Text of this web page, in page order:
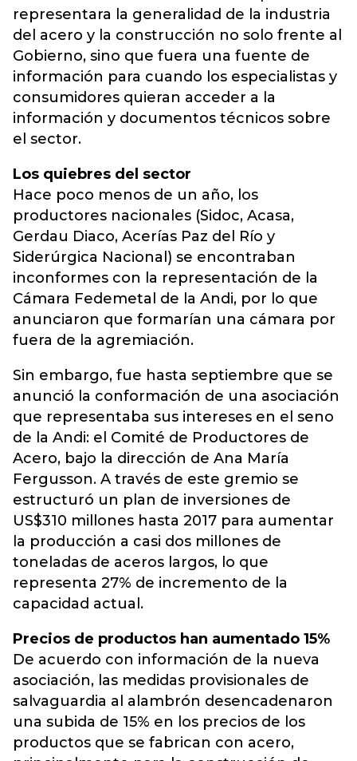
representara la generalidad de la industria
del acero y la construcción no solo frente al
Gobierno, sino que fuera una fuente de
información para cuando los especialistas y
consumidores quieran acceder a la
información y documentos técnicos sobre
el sector.
Los quiebres del sector
Hace poco menos de un año, los
productores nacionales (Sidoc, Acasa,
Gerdau Diaco, Acerías Paz del Río y
Siderúrgica Nacional) se encontraban
inconformes con la representación de la
Cámara Fedemetal de la Andi, por lo que
anunciaron que formarían una cámara por
fuera de la agremiación.
Sin embargo, fue hasta septiembre que se
anunció la conformación de una asociación
que representaba sus intereses en el seno
de la Andi: el Comité de Productores de
Acero, bajo la dirección de Ana María
Fergusson. A través de este gremio se
estructuró un plan de inversiones de
US$310 millones hasta 2017 para aumentar
la producción a casi dos millones de
toneladas de aceros largos, lo que
representa 27% de incremento de la
capacidad actual.
Precios de productos han aumentado 15%
De acuerdo con información de la nueva
asociación, las medidas provisionales de
salvaguardia al alambrón desencadenaron
una subida de 15% en los precios de los
productos que se fabrican con acero,